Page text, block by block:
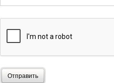
Отправить